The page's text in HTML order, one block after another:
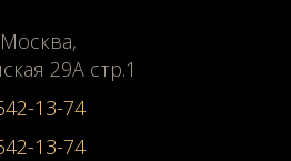
29А стр.1
13-74
13-74